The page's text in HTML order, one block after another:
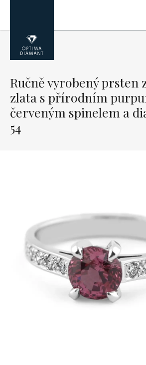
obsah
Ručně vyrobený prsten
zlata s přírodním
červeným spinelem a
54